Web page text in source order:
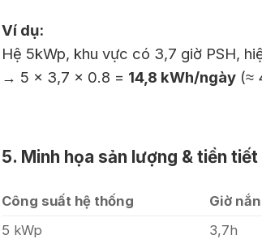
Ví dụ:
Hệ 5kWp, khu vực có 3,7 giờ PSH,
→ 5 × 3,7 × 0.8 = 14,8 kWh/ngày(≈
5. Minh họa sản lượng & tiền tiết
Công suất hệ thống Giờ
5 kWp
3,7h